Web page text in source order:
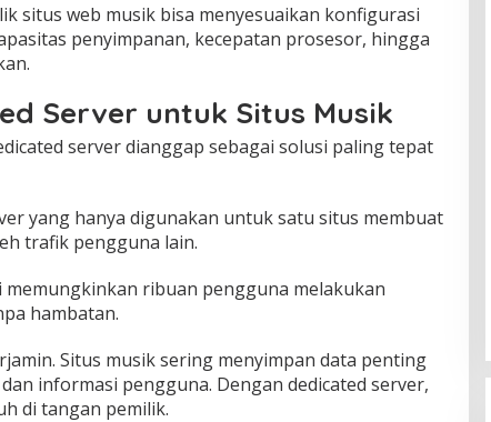
situs web musik bisa menyesuaikan konfigurasi
penyimpanan, kecepatan prosesor, hingga
Server untuk Situs Musik
server dianggap sebagai solusi paling tepat
yang hanya digunakan untuk satu situs membuat
trafik pengguna lain.
memungkinkan ribuan pengguna melakukan
hambatan.
Situs musik sering menyimpan data penting
informasi pengguna. Dengan dedicated server,
di tangan pemilik.